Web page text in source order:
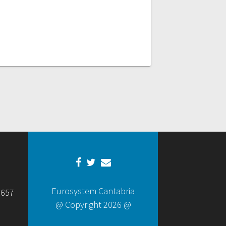
Eurosystem Cantabria
@ Copyright 2026 @